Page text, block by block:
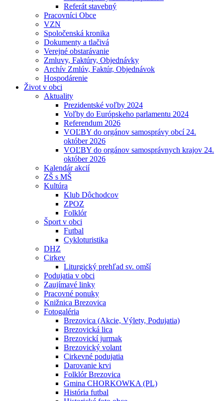
Referát stavebný
Pracovníci Obce
VZN
Spoločenská kronika
Dokumenty a tlačivá
Verejné obstarávanie
Zmluvy, Faktúry, Objednávky
Archív Zmlúv, Faktúr, Objednávok
Hospodárenie
Život v obci
Aktuality
Prezidentské voľby 2024
Voľby do Európskeho parlamentu 2024
Referendum 2026
VOĽBY do orgánov samosprávy obcí 24.
október 2026
VOĽBY do orgánov samosprávnych krajov 24.
október 2026
Kalendár akcií
ZŠ s MŠ
Kultúra
Klub Dôchodcov
ZPOZ
Folklór
Šport v obci
Futbal
Cykloturistika
DHZ
Cirkev
Liturgický prehľad sv. omší
Podujatia v obci
Zaujímavé linky
Pracovné ponuky
Knižnica Brezovica
Fotogaléria
Brezovica (Akcie, Výlety, Podujatia)
Brezovická lica
Brezovickí jurmak
Brezovický volant
Cirkevné podujatia
Darovanie krvi
Folklór Brezovica
Gmina CHORKOWKA (PL)
História futbal